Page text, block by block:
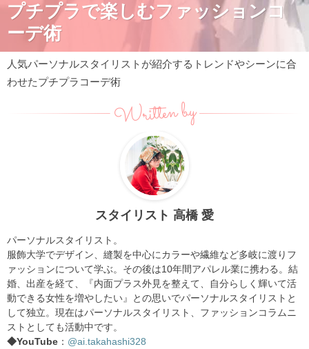
プチプラで楽しむファッションコ
ーデ術
人気パーソナルスタイリストが紹介するトレンドやシーンに合
わせたプチプラコーデ術
Written by
スタイリスト 高橋 愛
パーソナルスタイリスト。
服飾大学でデザイン、縫製を中心にカラーや繊維など多岐に渡りフ
ァッションについて学ぶ。その後は10年間アパレル業に携わる。結
婚、出産を経て、『内面プラス外見を整えて、自分らしく輝いて活
動できる女性を増やしたい』との思いでパーソナルスタイリストと
して独立。現在はパーソナルスタイリスト、ファッションコラムニ
ストとしても活動中です。
◆YouTube ： @ai.takahashi328